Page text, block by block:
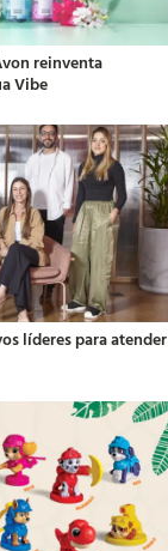
reinventa
Vibe
líderes para atender